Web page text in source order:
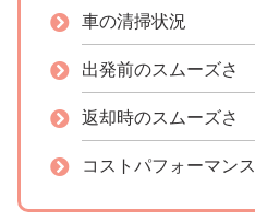
車の清掃状況
出発前のスムーズさ
返却時のスムーズさ
コストパフォーマンス